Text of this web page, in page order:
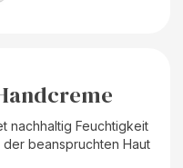
nachhaltig Feuchtigkeit
beanspruchten Haut